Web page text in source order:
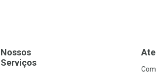
Nossos
Serviços